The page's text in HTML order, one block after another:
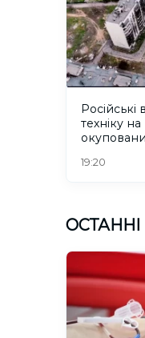
Російські
техніку
19:20